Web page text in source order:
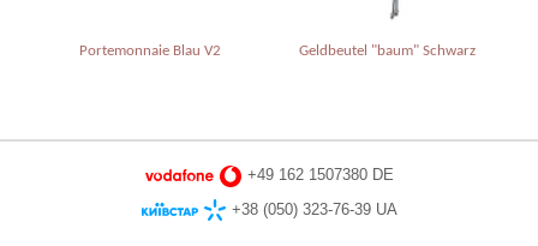
Portemonnaie Blau V2 Geldbeutel "baum" Schwarz
+49 162 1507380 DE
+38 (050) 323-76-39 UA